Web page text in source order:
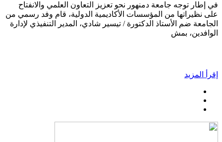
في إطار توجه جامعة دمنهور نحو تعزيز التعاون العلمي والانفتاح
على نظيراتها من المؤسسات الأكاديمية الدولية، قام وفد رسمي من
الجامعة ضم الأستاذ الدكتورة / تيسير شادي، المدير التنفيذي لإدارة
الوافدين، بمش
إقرأ المزيد